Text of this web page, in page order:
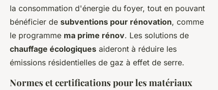
la consommation d'énergie du foyer, tout en pouvant
bénéficier de subventions pour rénovation, comme
le programme ma prime rénov. Les solutions de
chauffage écologiques aideront à réduire les
émissions résidentielles de gaz à effet de serre.
Normes et certifications pour les matériaux